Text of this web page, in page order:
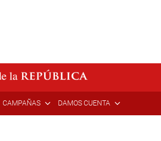
CAMPAÑAS DAMOS CUENTA